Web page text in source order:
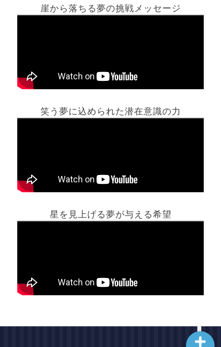
崖から落ちる夢の挑戦メッセージ
笑う夢に込められた潜在意識の力
星を見上げる夢が与える希望
ホーム
最新記事動画